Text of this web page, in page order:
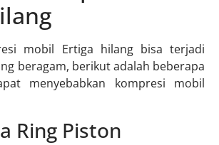
mobil Ertiga hilang bisa terjadi
beragam, berikut adalah beberapa
menyebabkan kompresi mobil
Ring Piston